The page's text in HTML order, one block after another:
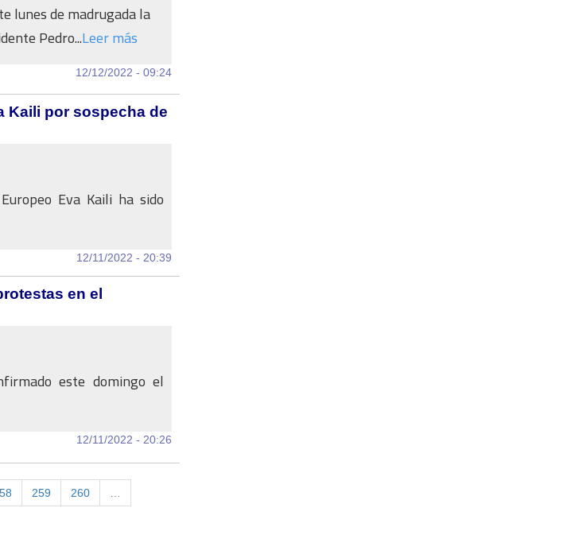
lunes de madrugada la
Pedro...Leer más
12/12/2022 - 09:24
Kaili por sospecha de
Eva Kaili ha sido
12/11/2022 - 20:39
en el
este domingo el
12/11/2022 - 20:26
259 260